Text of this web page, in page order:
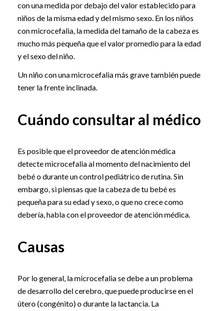
con una medida por debajo del valor establecido para
niños de la misma edad y del mismo sexo. En los niños
con microcefalia, la medida del tamaño de la cabeza es
mucho más pequeña que el valor promedio para la edad
y el sexo del niño.
Un niño con una microcefalia más grave también puede
tener la frente inclinada.
Cuándo consultar al médico
Es posible que el proveedor de atención médica
detecte microcefalia al momento del nacimiento del
bebé o durante un control pediátrico de rutina. Sin
embargo, si piensas que la cabeza de tu bebé es
pequeña para su edad y sexo, o que no crece como
debería, habla con el proveedor de atención médica.
Causas
Por lo general, la microcefalia se debe a un problema
de desarrollo del cerebro, que puede producirse en el
útero (congénito) o durante la lactancia. La